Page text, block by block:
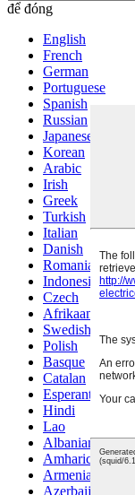
để đóng
English
French
German
Portuguese
Spanish
Russian
Japanese
Korean
Arabic
Irish
Greek
Turkish
Italian
Danish
Romanian
Indonesian
Czech
Afrikaans
Swedish
Polish
Basque
Catalan
Esperanto
Hindi
Lao
Albanian
Amharic
Armenian
Azerbaijani